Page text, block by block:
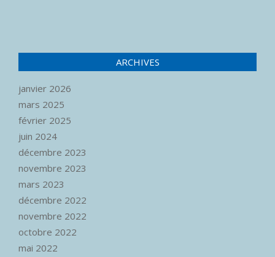
ARCHIVES
janvier 2026
mars 2025
février 2025
juin 2024
décembre 2023
novembre 2023
mars 2023
décembre 2022
novembre 2022
octobre 2022
mai 2022